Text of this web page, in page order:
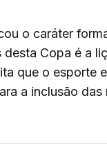
o caráter
Copa é a
que o esporte
a inclusão das